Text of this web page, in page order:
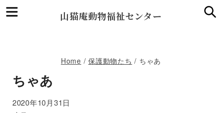
山猫庵動物福祉センター
Menu
Home / 保護動物たち / ちゃあ
ちゃあ
2020年10月31日